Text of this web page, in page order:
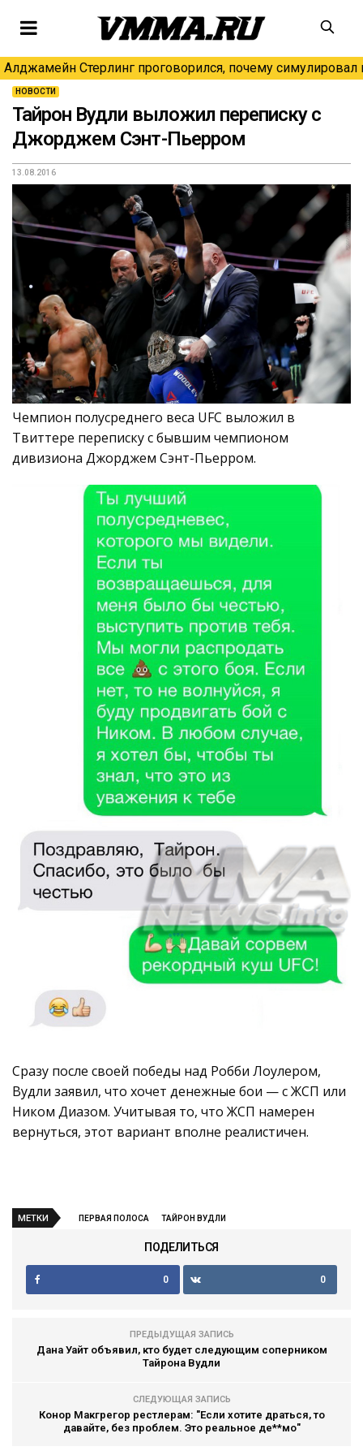
Алджамейн Стерлинг проговорился, почему симулировал
НОВОСТИ
Тайрон Вудли выложил переписку с
Джорджем Сэнт-Пьерром
13.08.2016
Чемпион полусреднего веса UFC выложил в
Твиттере переписку с бывшим чемпионом
дивизиона Джорджем Сэнт-Пьерром.
Сразу после своей победы над Робби Лоулером,
Вудли заявил, что хочет денежные бои — с ЖСП или
Ником Диазом. Учитывая то, что ЖСП намерен
вернуться, этот вариант вполне реалистичен.
МЕТКИ ПЕРВАЯ ПОЛОСА ТАЙРОН ВУДЛИ
ПОДЕЛИТЬСЯ
0 0
ПРЕДЫДУЩАЯ ЗАПИСЬ
Дана Уайт объявил, кто будет следующим соперником
Тайрона Вудли
СЛЕДУЮЩАЯ ЗАПИСЬ
Конор Макгрегор рестлерам: "Если хотите драться, то
давайте, без проблем. Это реальное де**мо"